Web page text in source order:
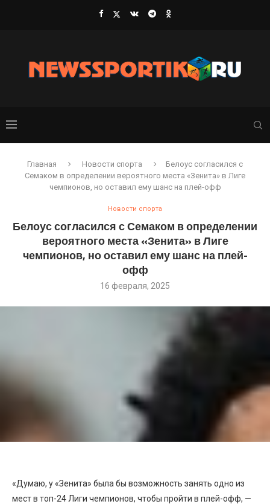
Главная Новости спорта
Белоус согласился с
Семаком в определении вероятного места «Зенита» в Лиге
чемпионов, но оставил ему шанс на плей-офф
Новости спорта
Белоус согласился с Семаком в определении
вероятного места «Зенита» в Лиге
чемпионов, но оставил ему шанс на плей-
офф
16 февраля, 2025
«Думаю, у «Зенита» была бы возможность занять одно из
мест в топ-24 Лиги чемпионов, чтобы пройти в плей-офф, —